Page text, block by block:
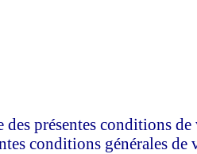
conditions de
générales de